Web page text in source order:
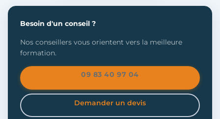
Besoin d'un conseil ?
Nos conseillers vous orientent vers la meilleure
formation.
09 83 40 97 04
Demander un devis